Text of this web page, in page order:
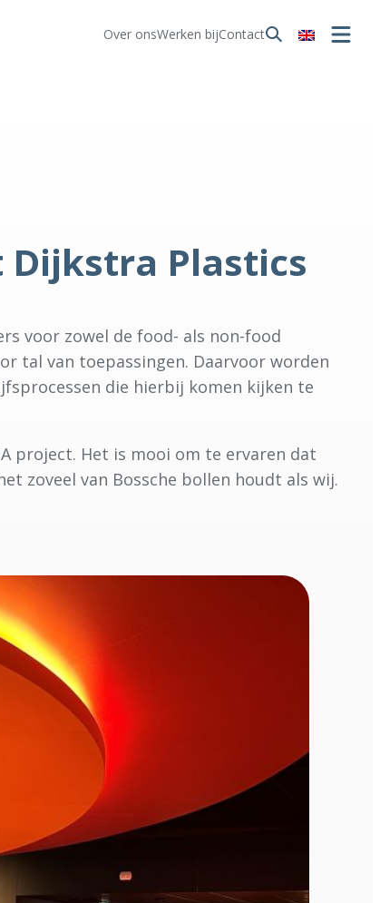
Over onsWerken bijContact
Dijkstra Plastics
voor zowel de food- als non-food
tal van toepassingen. Daarvoor worden
die hierbij komen kijken te
project. Het is mooi om te ervaren dat
zoveel van Bossche bollen houdt als wij.